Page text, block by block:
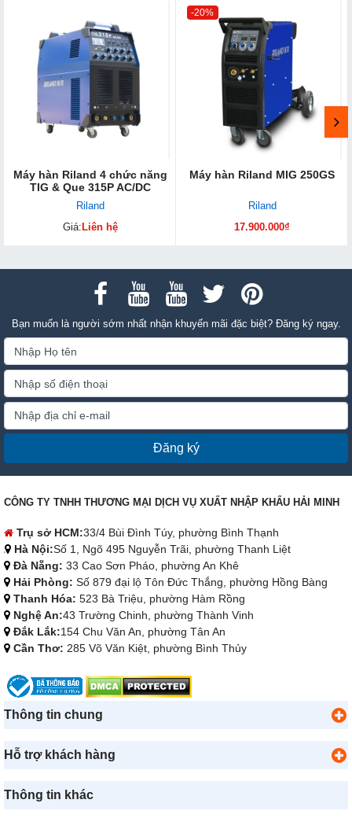
Máy hàn Riland 4 chức năng
TIG & Que 315P AC/DC
Riland
Giá: Liên hệ
-20%
Máy hàn Riland MIG 250GS
Riland
17.900.000₫
Bạn muốn là người sớm nhất nhận khuyến mãi đặc biệt? Đăng ký ngay.
Đăng ký
CÔNG TY TNHH THƯƠNG MẠI DỊCH VỤ XUẤT NHẬP KHẨU HẢI MINH
Trụ sở HCM:33/4 Bùi Đình Túy, phường Bình Thạnh
Hà Nội:Số 1, Ngõ 495 Nguyễn Trãi, phường Thanh Liệt
Đà Nẵng: 33 Cao Sơn Pháo, phường An Khê
Hải Phòng: Số 879 đại lộ Tôn Đức Thắng, phường Hồng Bàng
Thanh Hóa: 523 Bà Triệu, phường Hàm Rồng
Nghệ An:43 Trường Chinh, phường Thành Vinh
Đắk Lắk:154 Chu Văn An, phường Tân An
Cần Thơ: 285 Võ Văn Kiệt, phường Bình Thủy
Thông tin chung
Hỗ trợ khách hàng
Thông tin khác